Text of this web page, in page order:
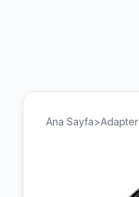
Ana Sayfa>Adapter